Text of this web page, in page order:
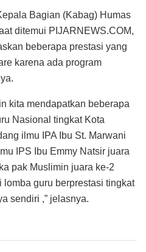
Bagian (Kabag) Humas
ditemui PIJARNEWS.COM,
beberapa prestasi yang
karena ada program
kita mendapatkan beberapa
Nasional tingkat Kota
ilmu IPA Ibu St. Marwani
IPS Ibu Emmy Natsir juara
pak Muslimin juara ke-2
guru berprestasi tingkat
sendiri ,” jelasnya.